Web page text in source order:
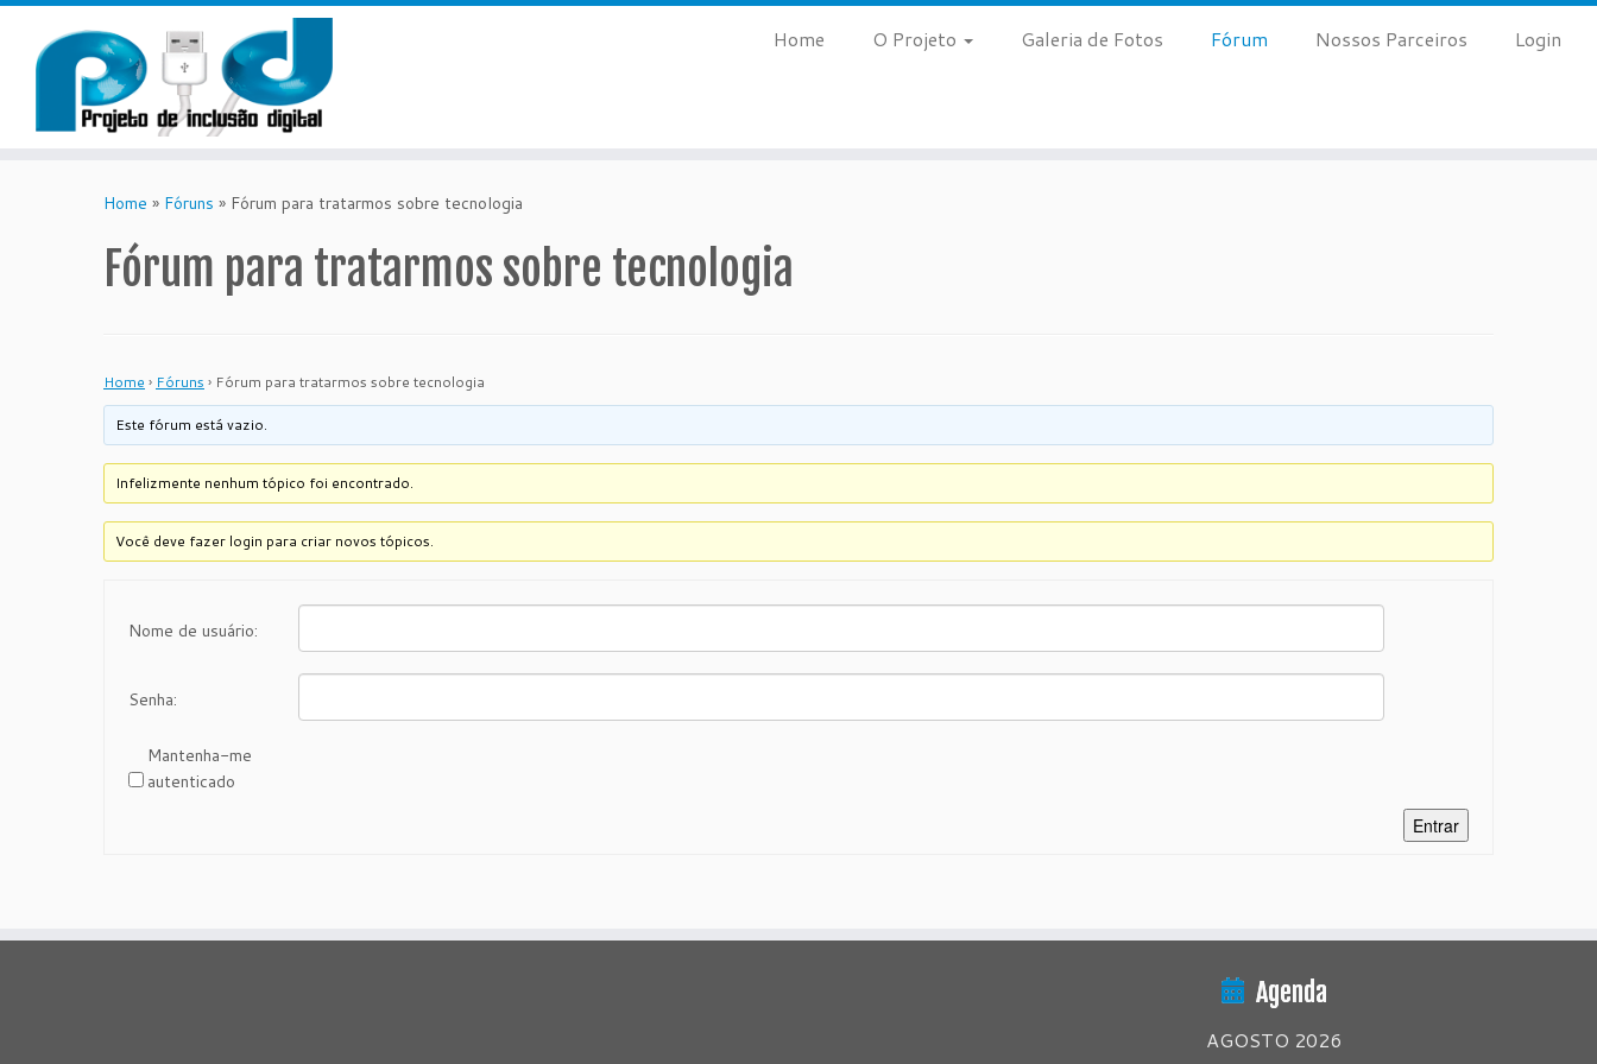
Home O Projeto Galeria de Fotos Fórum Nossos Parceiros Login
Home » Fóruns » Fórum para tratarmos sobre tecnologia
Fórum para tratarmos sobre tecnologia
Home › Fóruns › Fórum para tratarmos sobre tecnologia
Este fórum está vazio.
Infelizmente nenhum tópico foi encontrado.
Você deve fazer login para criar novos tópicos.
Nome de usuário:
Senha:
Mantenha-me
autenticado
Entrar
Agenda
AGOSTO 2026